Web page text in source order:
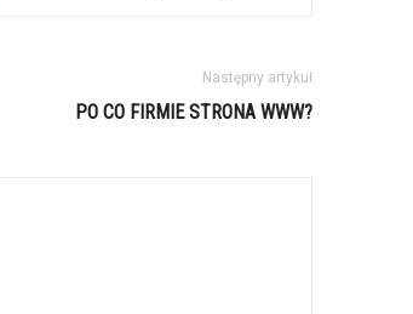
Następny artykuł
PO CO FIRMIE STRONA WWW?